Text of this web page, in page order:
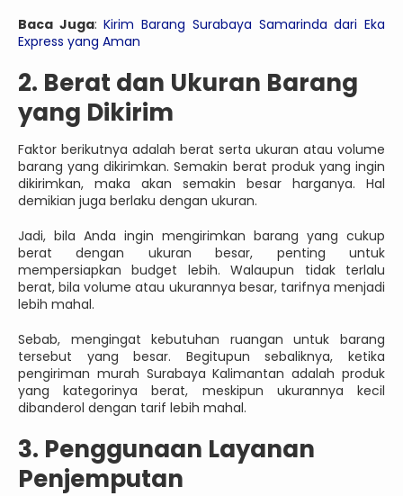
Baca Juga:Kirim Barang Surabaya Samarinda dari Eka
Express yang Aman
2. Berat dan Ukuran Barang
yang Dikirim
Faktor berikutnya adalah berat serta ukuran atau volume
barang yang dikirimkan. Semakin berat produk yang ingin
dikirimkan, maka akan semakin besar harganya. Hal
demikian juga berlaku dengan ukuran.
Jadi, bila Anda ingin mengirimkan barang yang cukup
berat dengan ukuran besar, penting untuk
mempersiapkan budget lebih. Walaupun tidak terlalu
berat, bila volume atau ukurannya besar, tarifnya menjadi
lebih mahal.
Sebab, mengingat kebutuhan ruangan untuk barang
tersebut yang besar. Begitupun sebaliknya, ketika
pengiriman murah Surabaya Kalimantan adalah produk
yang kategorinya berat, meskipun ukurannya kecil
dibanderol dengan tarif lebih mahal.
3. Penggunaan Layanan
Penjemputan